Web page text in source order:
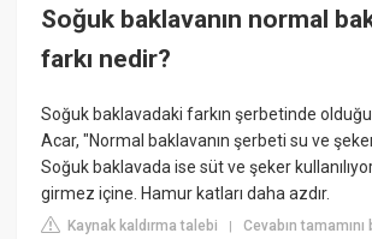
Soğuk baklavanın normal
farkı nedir?
Soğuk baklavadaki farkın şerbetinde
Acar, "Normal baklavanın şerbeti su ve
Soğuk baklavada ise süt ve şeker
girmez içine. Hamur katları daha azdır.
Kaynak kaldırma talebi |Cevabın